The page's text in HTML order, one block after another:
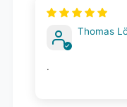
Thomas
.